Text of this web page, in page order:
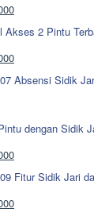
Harga
saat
ini
adalah:
Akses 2 Pintu
Harga
saat
ini
Absensi Sidik
dengan Sidik
Harga
saat
ini
adalah:
Fitur Sidik Jari
Harga